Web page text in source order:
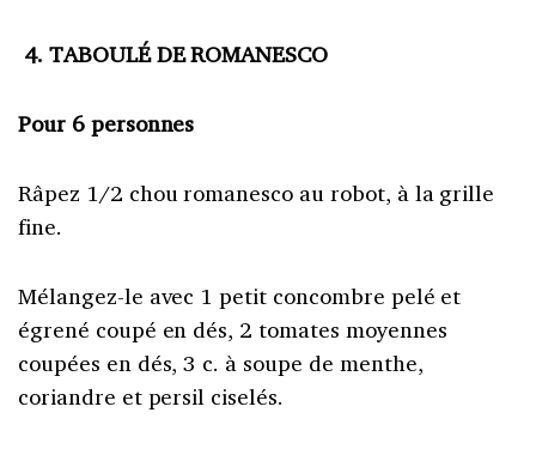
4. TABOULÉ DE ROMANESCO
Pour 6 personnes
Râpez 1/2 chou romanesco au robot, à la grille
fine.
Mélangez-le avec 1 petit concombre pelé et
égrené coupé en dés, 2 tomates moyennes
coupées en dés, 3 c. à soupe de menthe,
coriandre et persil ciselés.